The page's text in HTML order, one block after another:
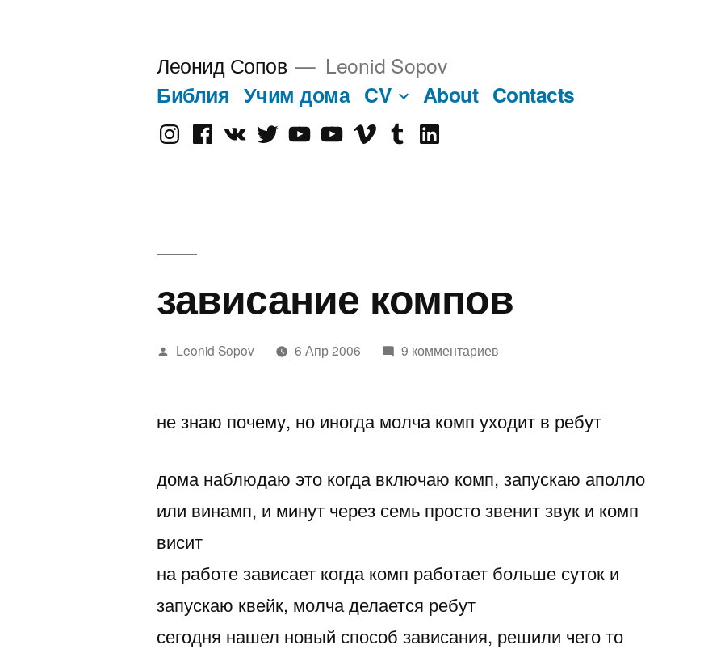
Леонид Сопов Leonid Sopov
Библия Учим дома CV About Contacts
InstagramFacebook
VK TwitterYoutube
Old Vimeotumblrlinkedin
зависание компов
Написано
Leonid Sopov 6 Апр 2006 9 комментариев
не знаю почему, но иногда молча комп уходит в ребут
дома наблюдаю это когда включаю комп, запускаю аполло
или винамп, и минут через семь просто звенит звук и комп
висит
на работе зависает когда комп работает больше суток и
запускаю квейк, молча делается ребут
сегодня нашел новый способ зависания, решили чего то